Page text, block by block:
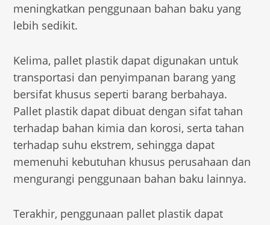
meningkatkan penggunaan bahan baku yang
lebih sedikit.
Kelima, pallet plastik dapat digunakan untuk
transportasi dan penyimpanan barang yang
bersifat khusus seperti barang berbahaya.
Pallet plastik dapat dibuat dengan sifat tahan
terhadap bahan kimia dan korosi, serta tahan
terhadap suhu ekstrem, sehingga dapat
memenuhi kebutuhan khusus perusahaan dan
mengurangi penggunaan bahan baku lainnya.
Terakhir, penggunaan pallet plastik dapat